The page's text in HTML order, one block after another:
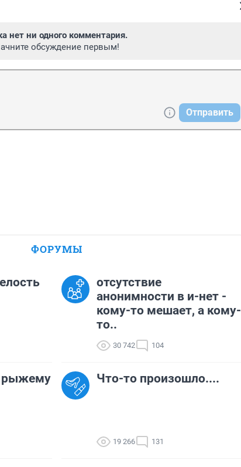
нет ни одного комментария.
обсуждение первым!
Отправить
ФОРУМЫ
отсутствие
анонимности в и-нет -
кому-то мешает, а кому-
то..
30 742 104
Что-то произошло....
19 266 131